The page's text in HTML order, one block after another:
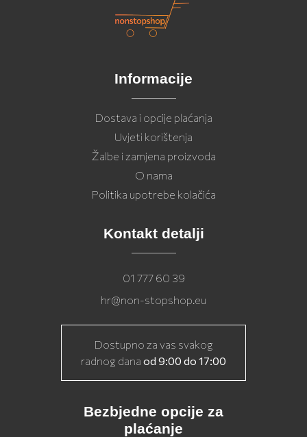
Informacije
Dostava i opcije plaćanja
Uvjeti korištenja
Žalbe i zamjena proizvoda
O nama
Politika upotrebe kolačića
Kontakt detalji
01 777 60 39
hr@non-stopshop.eu
Dostupno za vas svakog
radnog dana od 9:00 do 17:00
Bezbjedne opcije za
plaćanje